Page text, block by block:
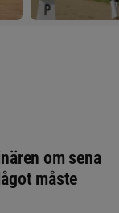
om sena
måste